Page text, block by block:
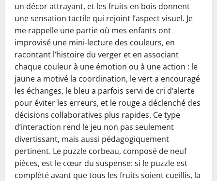
un décor attrayant, et les fruits en bois donnent
une sensation tactile qui rejoint l’aspect visuel. Je
me rappelle une partie où mes enfants ont
improvisé une mini-lecture des couleurs, en
racontant l’histoire du verger et en associant
chaque couleur à une émotion ou à une action : le
jaune a motivé la coordination, le vert a encouragé
les échanges, le bleu a parfois servi de cri d’alerte
pour éviter les erreurs, et le rouge a déclenché des
décisions collaboratives plus rapides. Ce type
d’interaction rend le jeu non pas seulement
divertissant, mais aussi pédagogiquement
pertinent. Le puzzle corbeau, composé de neuf
pièces, est le cœur du suspense: si le puzzle est
complété avant que tous les fruits soient cueillis, la